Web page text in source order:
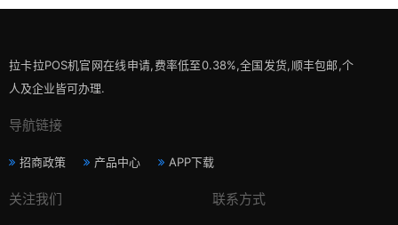
拉卡拉POS机官网在线申请,费率低至0.38%,全国发货,顺丰包邮,个
人及企业皆可办理.
导航链接
招商政策 产品中心 APP下载
关注我们 联系方式